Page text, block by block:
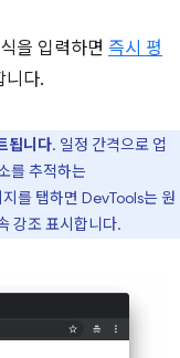
을 입력하면 즉시 평
니다.
됩니다. 일정 간격으로 업
를 추적하는
를 탭하면 DevTools는 원
강조 표시합니다.